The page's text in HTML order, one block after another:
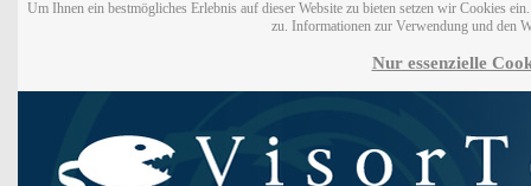
Um Ihnen ein bestmögliches Erlebnis auf dieser Website zu bieten setzen wir Cookies
zu. Informationen zur Verwendung und den
Nur essenzielle